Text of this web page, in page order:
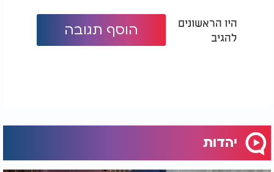
היו הראשונים
להגיב
הוסף תגובה
יהדות